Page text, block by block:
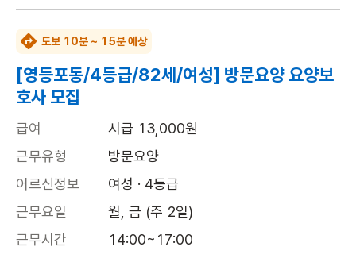
도보 10분 ~ 15분 예상
[영등포동/4등급/82세/여성] 방문요양 요양보
호사 모집
급여
시급 13,000원
근무유형
방문요양
어르신정보
여성 · 4등급
근무요일
월, 금 (주 2일)
근무시간
14:00~17:00